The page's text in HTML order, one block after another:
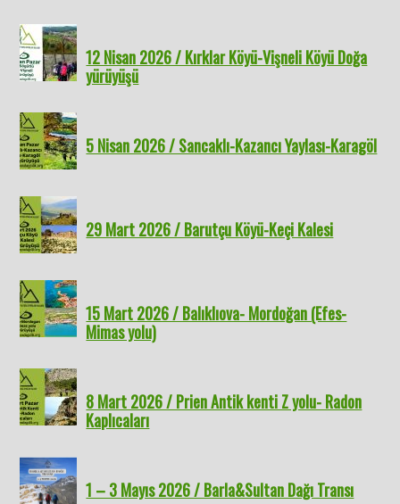
12 Nisan 2026 / Kırklar Köyü-Vişneli Köyü Doğa
yürüyüşü
5 Nisan 2026 / Sancaklı-Kazancı Yaylası-Karagöl
29 Mart 2026 / Barutçu Köyü-Keçi Kalesi
15 Mart 2026 / Balıklıova- Mordoğan (Efes-
Mimas yolu)
8 Mart 2026 / Prien Antik kenti Z yolu- Radon
Kaplıcaları
1 – 3 Mayıs 2026 / Barla&Sultan Dağı Transı